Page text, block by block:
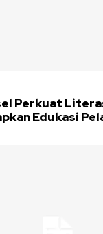
Perkuat
Edukasi